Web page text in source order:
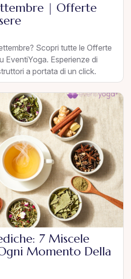
| Offerte
Scopri tutte le Offerte
EventiYoga. Esperienze di
a portata di un click.
7 Miscele
Momento Della